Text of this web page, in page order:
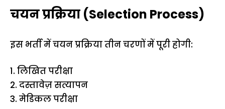
चयन प्रक्रिया (Selection Process)
इस भर्ती में चयन प्रक्रिया तीन चरणों में पूरी होगी:
1. लिखित परीक्षा
2. दस्तावेज़ सत्यापन
3. मेडिकल परीक्षा